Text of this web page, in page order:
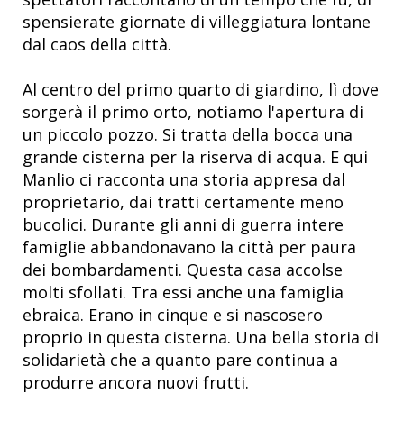
spensierate giornate di villeggiatura lontane
dal caos della città.
Al centro del primo quarto di giardino, lì dove
sorgerà il primo orto, notiamo l'apertura di
un piccolo pozzo. Si tratta della bocca una
grande cisterna per la riserva di acqua. E qui
Manlio ci racconta una storia appresa dal
proprietario, dai tratti certamente meno
bucolici. Durante gli anni di guerra intere
famiglie abbandonavano la città per paura
dei bombardamenti. Questa casa accolse
molti sfollati. Tra essi anche una famiglia
ebraica. Erano in cinque e si nascosero
proprio in questa cisterna. Una bella storia di
solidarietà che a quanto pare continua a
produrre ancora nuovi frutti.